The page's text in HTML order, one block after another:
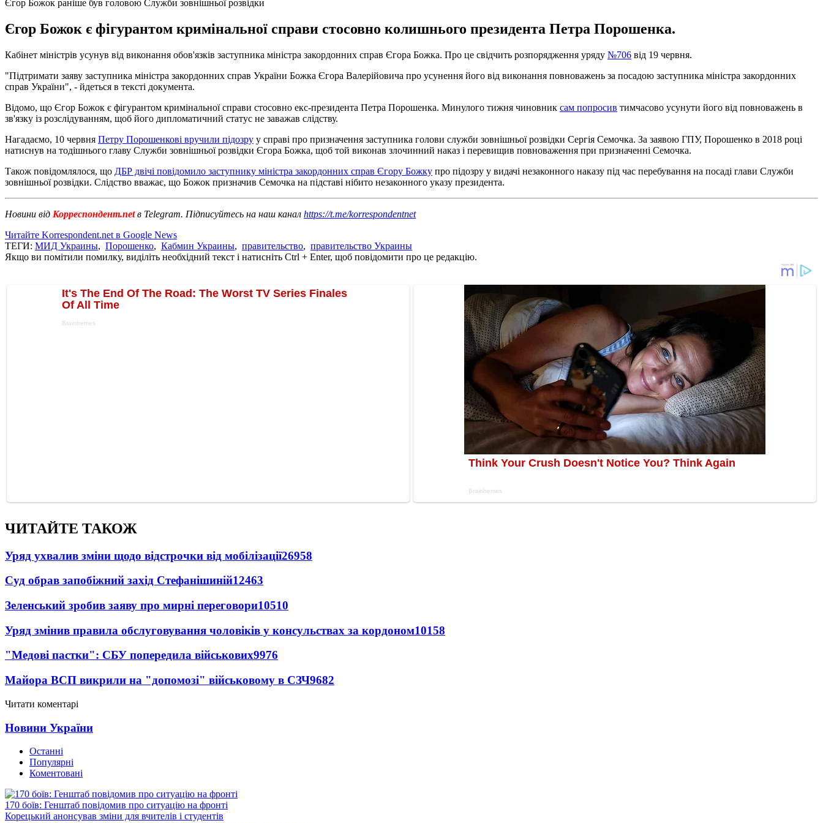
Єгор Божок раніше був головою Служби зовнішньої розвідки
Єгор Божок є фігурантом кримінальної справи стосовно колишнього президента Петра Порошенка.
Кабінет міністрів усунув від виконання обов'язків заступника міністра закордонних справ Єгора Божка. Про це свідчить розпорядження уряду №706 від 19 червня.
"Підтримати заяву заступника міністра закордонних справ України Божка Єгора Валерійовича про усунення його від виконання повноважень за посадою заступника міністра закордонних
справ України", - йдеться в тексті документа.
Відомо, що Єгор Божок є фігурантом кримінальної справи стосовно екс-президента Петра Порошенка. Минулого тижня чиновник сам попросив тимчасово усунути його від повноважень в
зв'язку із розслідуванням, щоб його дипломатичний статус не заважав слідству.
Нагадаємо, 10 червня Петру Порошенкові вручили підозру у справі про призначення заступника голови служби зовнішньої розвідки Сергія Семочка. За заявою ГПУ, Порошенко в 2018 році
натиснув на тодішнього главу Служби зовнішньої розвідки Єгора Божка, щоб той виконав злочинний наказ і перевищив повноваження при призначенні Семочка.
Також повідомлялося, що ДБР двічі повідомило заступнику міністра закордонних справ Єгору Божку про підозру у видачі незаконного наказу під час перебування на посаді глави Служби
зовнішньої розвідки. Слідство вважає, що Божок призначив Семочка на підставі нібито незаконного указу президента.
Новини від Корреспондент.netв Telegram. Підписуйтесь на наш канал https://t.me/korrespondentnet
Читайте Korrespondent.net в Google News
ТЕГИ: МИД Украины, Порошенко, Кабмин Украины, правительство, правительство Украины
Якщо ви помітили помилку, виділіть необхідний текст і натисніть Ctrl + Enter, щоб повідомити про це редакцію.
ЧИТАЙТЕ ТАКОЖ
Уряд ухвалив зміни щодо відстрочки від мобілізації26958
Суд обрав запобіжний захід Стефанішиній12463
Зеленський зробив заяву про мирні переговори10510
Уряд змінив правила обслуговування чоловіків у консульствах за кордоном10158
"Медові пастки": СБУ попередила військових9976
Майора ВСП викрили на "допомозі" військовому в СЗЧ9682
Читати коментарі
Новини України
Останні
Популярні
Коментовані
170 боїв: Генштаб повідомив про ситуацію на фронті
Корецький анонсував зміни для вчителів і студентів